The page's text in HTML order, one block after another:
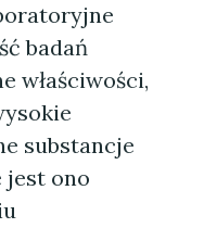
badań
właściwości,
substancje
jest ono